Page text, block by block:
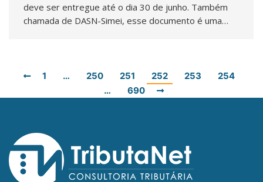
deve ser entregue até o dia 30 de junho. Também
chamada de DASN-Simei, esse documento é uma…
1 … 250 251 252 253
254
…
690